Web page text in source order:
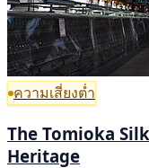
ความเสี่ยงต่ำ
The Tomioka
Heritage